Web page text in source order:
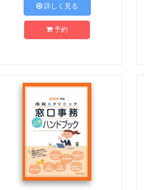
詳しく見る
予約